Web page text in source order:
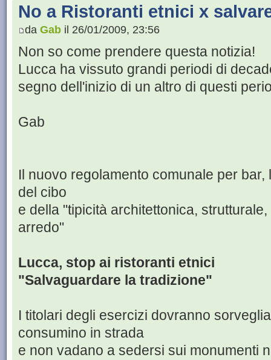
No a Ristoranti etnici x
da Gab il 26/01/2009, 23:56
Non so come prendere questa notizia!
Lucca ha vissuto grandi periodi di
segno dell'inizio di un altro di questi
Gab
Il nuovo regolamento comunale per
del cibo
e della "tipicità architettonica,
arredo"
Lucca, stop ai ristoranti etnici
"Salvaguardare la tradizione"
I titolari degli esercizi dovranno
consumino in strada
e non vadano a sedersi sui monumenti